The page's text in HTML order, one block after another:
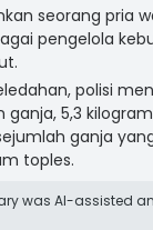
seorang pria
pengelola
polisi
5,3
ganja
toples.
was AI-assisted